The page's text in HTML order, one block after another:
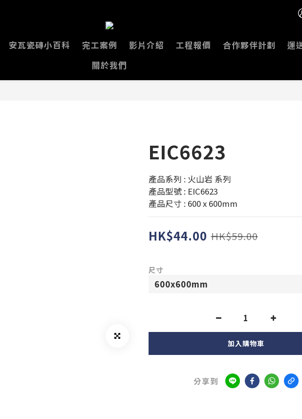
安瓦瓷磚小百科 完工案例 影片介紹 工程報價 合作夥伴計劃 運
關於我們
EIC6623
產品系列 : 火山岩 系列
產品型號 : EIC6623
產品尺寸 : 600 x 600mm
HK$44.00 HK$59.00
尺寸
加入購物車
分享到